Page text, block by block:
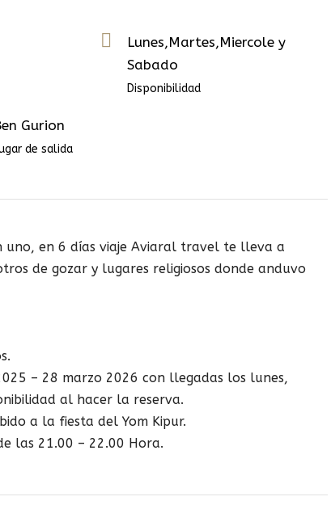
Lunes,Martes,Miercole y
Sabado
Disponibilidad
Gurion
de salida
uno, en 6 días viaje Aviaral travel te lleva a
de gozar y lugares religiosos donde anduvo
– 28 marzo 2026 con llegadas los lunes,
al hacer la reserva.
a la fiesta del Yom Kipur.
las 21.00 – 22.00 Hora.